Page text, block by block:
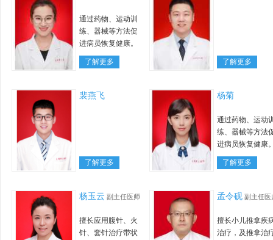
通过药物、运动训
练、器械等方法促
进病员恢复健康。
了解更多 了解更多
裴燕飞
了解更多
杨菊
通过药物、运动
练、器械等方法
进病员恢复健康
了解更多
杨玉云 副主任医师
擅长应用腹针、火
针、套针治疗带状
孟令砚 副主任医
擅长小儿推拿疾
治疗，及推拿治